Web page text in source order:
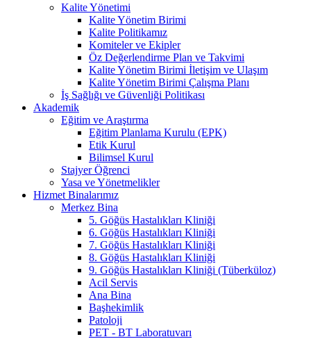
Kalite Yönetimi
Kalite Yönetim Birimi
Kalite Politikamız
Komiteler ve Ekipler
Öz Değerlendirme Plan ve Takvimi
Kalite Yönetim Birimi İletişim ve Ulaşım
Kalite Yönetim Birimi Çalışma Planı
İş Sağlığı ve Güvenliği Politikası
Akademik
Eğitim ve Araştırma
Eğitim Planlama Kurulu (EPK)
Etik Kurul
Bilimsel Kurul
Stajyer Öğrenci
Yasa ve Yönetmelikler
Hizmet Binalarımız
Merkez Bina
5. Göğüs Hastalıkları Kliniği
6. Göğüs Hastalıkları Kliniği
7. Göğüs Hastalıkları Kliniği
8. Göğüs Hastalıkları Kliniği
9. Göğüs Hastalıkları Kliniği (Tüberküloz)
Acil Servis
Ana Bina
Başhekimlik
Patoloji
PET - BT Laboratuvarı